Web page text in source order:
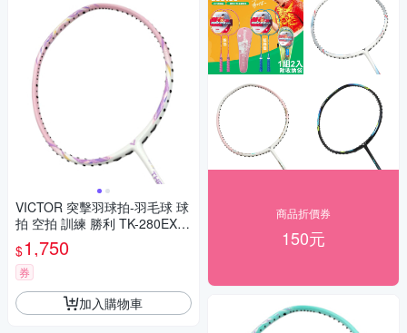
VICTOR 突擊羽球拍-羽毛球 球
拍 空拍 訓練 勝利 TK-280EX-T
-4U 粉紅紫白
$1,750
券
加入購物車
商品折價券
150元